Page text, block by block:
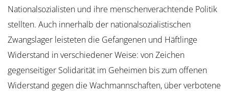
Nationalsozialisten und ihre menschenverachtende Politik
stellten. Auch innerhalb der nationalsozialistischen
Zwangslager leisteten die Gefangenen und Häftlinge
Widerstand in verschiedener Weise: von Zeichen
gegenseitiger Solidarität im Geheimen bis zum offenen
Widerstand gegen die Wachmannschaften, über verbotene